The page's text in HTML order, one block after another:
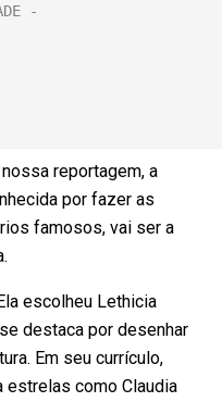
reportagem, a
por fazer as
famosos, vai ser a
escolheu Lethicia
destaca por desenhar
Em seu currículo,
como Claudia